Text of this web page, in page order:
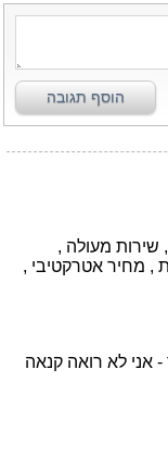
הוסף תגובה
שירות מעולה ,
, מחיר אטרקטיבי ,
אני לא רואה קנאה